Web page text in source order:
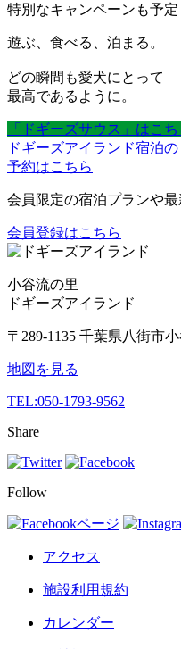
特別なキャンペーンも予
遊ぶ、食べる、泊まる。
どの瞬間も愛犬にとって
最高であるように。
「ドギーズサウス」はこち
ドギーズアイランド宿泊の
予約はこちら
会員限定の宿泊プランや
会員登録はこちら
小谷流の里
ドギーズアイランド
〒289-1135 千葉県八街市
地図を見る
TEL:050-1793-9562
Share
Follow
アクセス
施設利用規約
カレンダー